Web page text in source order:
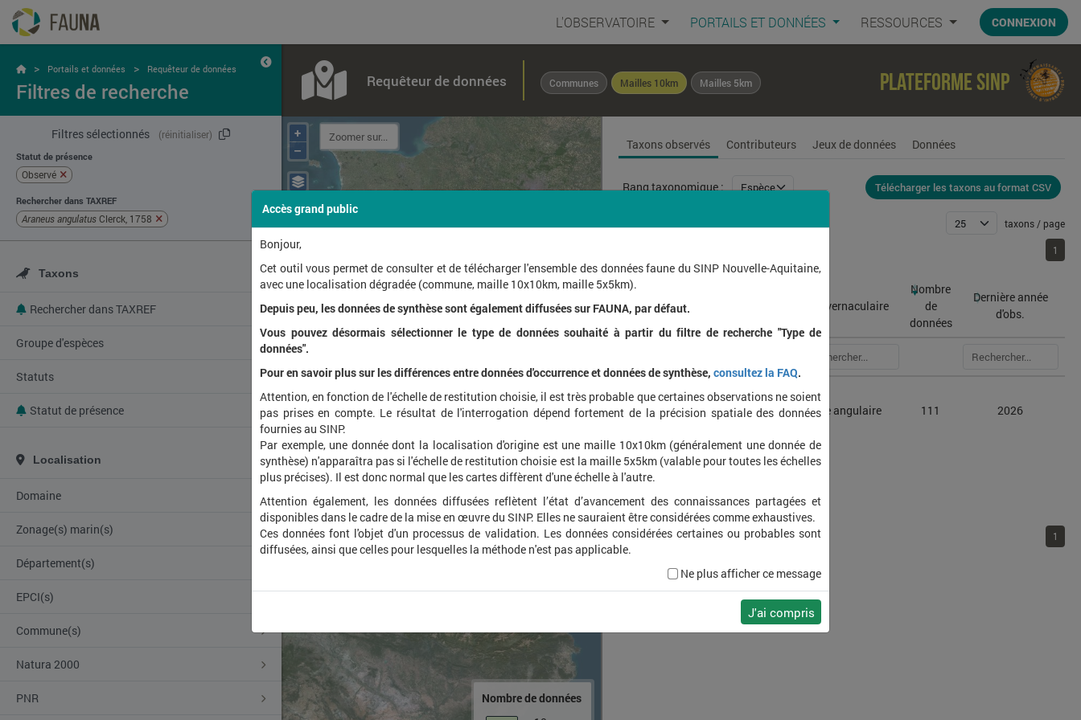
L'OBSERVATOIRE PORTAILS ET DONNÉES RESSOURCES CONNEXION
> Portails et données > Requêteur de données
Filtres de recherche
Filtres sélectionnés (réinitialiser)
Statut de présence
Observé
Rechercher dans TAXREF
Araneus angulatusClerck, 1758
Taxons
Rechercher dans TAXREF
Groupe d'espèces
Statuts
Statut de présence
Localisation
Domaine
Zonage(s) marin(s)
Département(s)
EPCI(s)
Commune(s)
Natura 2000
PNR
Requêteur de données Communes Mailles 10km Mailles 5km Plateforme SINP
+
–
Nombre de données
Taxons observés Contributeurs Jeux de données Données
Rang taxonomique : Télécharger les taxons au format CSV
taxons / page
1
Nom vernaculaire
Nombre
de
données
Dernière année
d'obs.
Araneus angulatus Épeire angulaire 111 2026
1
Accès grand public
Bonjour,
Cet outil vous permet de consulter et de télécharger l'ensemble des données faune du SINP Nouvelle-Aquitaine,
avec une localisation dégradée (commune, maille 10x10km, maille 5x5km).
Depuis peu, les données de synthèse sont également diffusées sur FAUNA, par défaut.
Vous pouvez désormais sélectionner le type de données souhaité à partir du filtre de recherche "Type de
données".
Pour en savoir plus sur les différences entre données d'occurrence et données de synthèse, consultez la FAQ.
Attention, en fonction de l'échelle de restitution choisie, il est très probable que certaines observations ne soient
pas prises en compte. Le résultat de l'interrogation dépend fortement de la précision spatiale des données
fournies au SINP.
Par exemple, une donnée dont la localisation d'origine est une maille 10x10km (généralement une donnée de
synthèse) n'apparaîtra pas si l'échelle de restitution choisie est la maille 5x5km (valable pour toutes les échelles
plus précises). Il est donc normal que les cartes diffèrent d'une échelle à l'autre.
Attention également, les données diffusées reflètent l’état d’avancement des connaissances partagées et
disponibles dans le cadre de la mise en œuvre du SINP. Elles ne sauraient être considérées comme exhaustives.
Ces données font l'objet d'un processus de validation. Les données considérées certaines ou probables sont
diffusées, ainsi que celles pour lesquelles la méthode n'est pas applicable.
Ne plus afficher ce message
J'ai compris